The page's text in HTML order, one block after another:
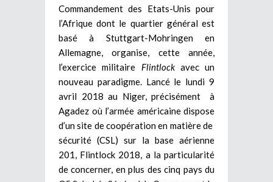
Commandement des Etats-Unis pour
l’Afrique dont le quartier général est
basé à Stuttgart-Mohringen en
Allemagne, organise, cette année,
l’exercice militaire Flintlockavec un
nouveau paradigme. Lancé le lundi 9
avril 2018 au Niger, précisément à
Agadez où l’armée américaine dispose
d’un site de coopération en matière de
sécurité (CSL) sur la base aérienne
201, Flintlock 2018, a la particularité
de concerner, en plus des cinq pays du